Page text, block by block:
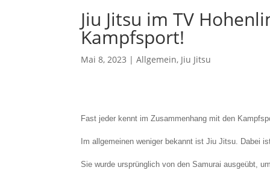
Jiu Jitsu im TV
Kampfsport!
Mai 8, 2023 |Allgemein, Jiu Jitsu
Fast jeder kennt im Zusammenhang mit den
Im allgemeinen weniger bekannt ist Jiu Jitsu. Dabei
Sie wurde ursprünglich von den Samurai ausgeübt,